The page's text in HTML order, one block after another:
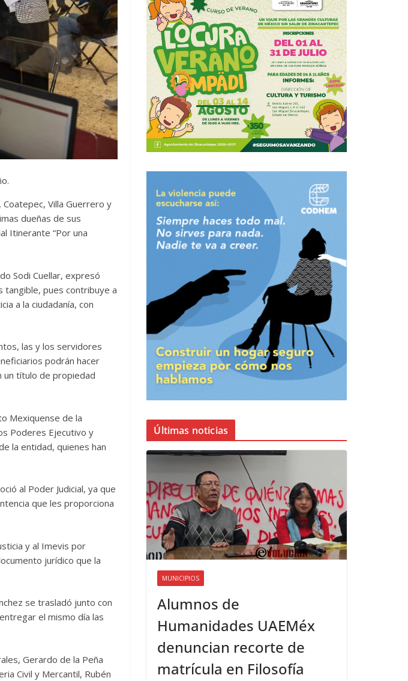
Villa Guerrero y
dueñas de sus
Itinerante “Por una
Sodi Cuellar, expresó
pues contribuye a
a la ciudadanía, con
las y los servidores
podrán hacer
un título de propiedad
Mexiquense de la
Poderes Ejecutivo y
la entidad, quienes han
al Poder Judicial, ya que
que les proporciona
y al Imevis por
jurídico que la
se trasladó junto con
el mismo día las
Gerardo de la Peña
Civil y Mercantil, Rubén
Últimas noticias
MUNICIPIOS
Alumnos de
Humanidades UAEMéx
denuncian recorte de
matrícula en Filosofía